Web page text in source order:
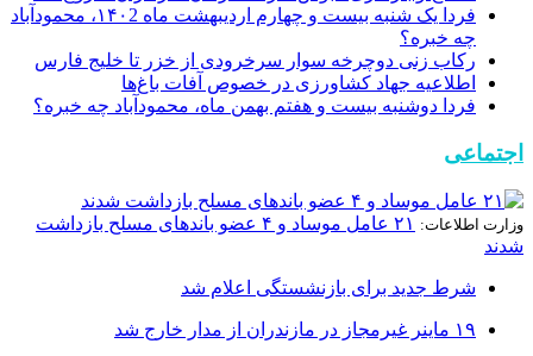
فردا یک شنبه بیست و چهارم اردیبهشت ماه ۱۴۰2، محمودآباد
چه خبره؟
رکاب زنی دوچرخه سوار سرخرودی از خزر تا خلیج فارس
اطلاعیه جهاد کشاورزی در خصوص آفات باغ‌ها
فردا دوشنبه بیست و هفتم بهمن ماه، محمودآباد چه خبره؟
اجتماعی
وزارت اطلاعات:
۲۱ عامل موساد و ۴ عضو باند‌های مسلح بازداشت
شدند
شرط جدید برای بازنشستگی اعلام شد
۱۹ ماینر غیرمجاز در مازندران از مدار خارج شد